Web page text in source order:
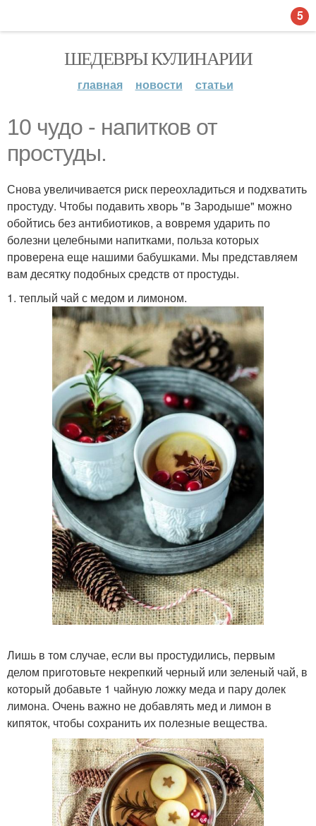
ШЕДЕВРЫ КУЛИНАРИИ
главная новости статьи
10 чудо - напитков от
простуды.
Снова увеличивается риск переохладиться и подхватить
простуду. Чтобы подавить хворь "в Зародыше" можно
обойтись без антибиотиков, а вовремя ударить по
болезни целебными напитками, польза которых
проверена еще нашими бабушками. Мы представляем
вам десятку подобных средств от простуды.
1. теплый чай с медом и лимоном.
Лишь в том случае, если вы простудились, первым
делом приготовьте некрепкий черный или зеленый чай, в
который добавьте 1 чайную ложку меда и пару долек
лимона. Очень важно не добавлять мед и лимон в
кипяток, чтобы сохранить их полезные вещества.
5